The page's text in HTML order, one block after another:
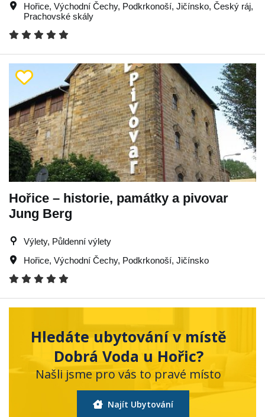
Hořice, Východní Čechy, Podkrkonoší, Jičínsko, Český ráj,
Prachovské skály
Hořice – historie, památky a pivovar
Jung Berg
Výlety, Půldenní výlety
Hořice, Východní Čechy, Podkrkonoší, Jičínsko
Hledáte ubytování v místě
Dobrá Voda u Hořic?
Našli jsme pro vás to pravé místo
Najít Ubytování